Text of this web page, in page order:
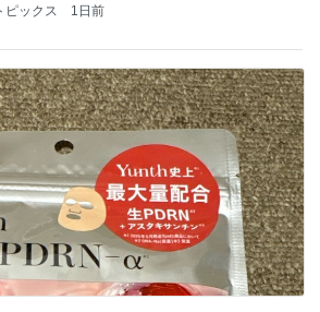
ピックス 1日前